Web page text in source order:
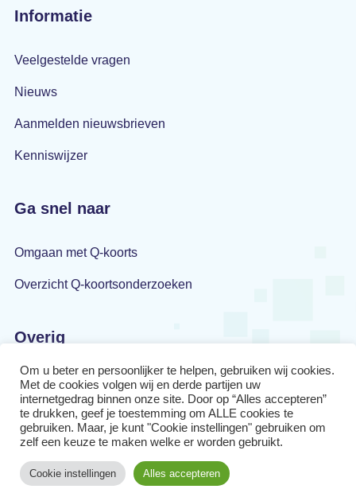
Informatie
Veelgestelde vragen
Nieuws
Aanmelden nieuwsbrieven
Kenniswijzer
Ga snel naar
Omgaan met Q-koorts
Overzicht Q-koortsonderzoeken
Overig
Privacyverklaring
Disclaimer
Cookiebeleid
Om u beter en persoonlijker te helpen, gebruiken wij cookies.
Met de cookies volgen wij en derde partijen uw
internetgedrag binnen onze site. Door op “Alles accepteren”
te drukken, geef je toestemming om ALLE cookies te
gebruiken. Maar, je kunt "Cookie instellingen" gebruiken om
zelf een keuze te maken welke er worden gebruikt.
Cookie instellingen Alles accepteren